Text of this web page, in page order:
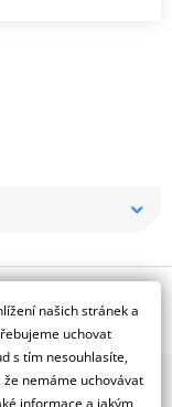
X-Kroužkem.
našich stránek a
uchovat
s tím nesouhlasíte,
nemáme uchovávat
informace a jakým